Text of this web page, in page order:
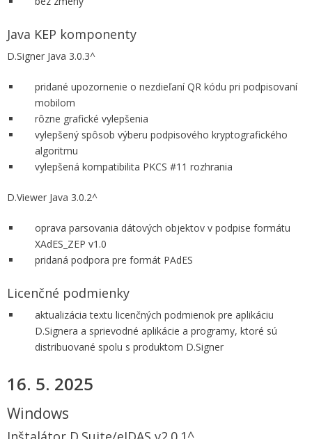
Java KEP komponenty
D.Signer Java 3.0.3^
pridané upozornenie o nezdieľaní QR kódu pri podpisovaní
mobilom
rôzne grafické vylepšenia
vylepšený spôsob výberu podpisového kryptografického
algoritmu
vylepšená kompatibilita PKCS #11 rozhrania
D.Viewer Java 3.0.2^
oprava parsovania dátových objektov v podpise formátu
XAdES_ZEP v1.0
pridaná podpora pre formát PAdES
Licenčné podmienky
aktualizácia textu licenčných podmienok pre aplikáciu
D.Signera a sprievodné aplikácie a programy, ktoré sú
distribuované spolu s produktom D.Signer
16. 5. 2025
Windows